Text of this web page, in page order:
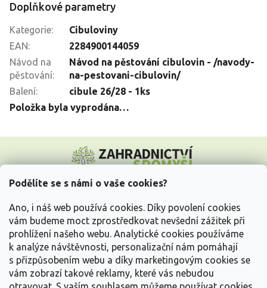
Podělíte se s námi o vaše cookies?
Ano, i náš web používá cookies. Díky povolení cookies
vám budeme moct zprostředkovat nevšední zážitek při
prohlížení našeho webu. Analytické cookies používáme
k analýze návštěvnosti, personalizační nám pomáhají
s přizpůsobením webu a díky marketingovým cookies se
vám zobrazí takové reklamy, které vás nebudou
Doplňkové parametry
Kategorie:
Cibuloviny
EAN:
2284900144059
Návod na
pěstování:
Návod na pěstování cibulovin - /navody-
na-pestovani-cibulovin/
Balení:
cibule 26/28 - 1ks
Položka byla vyprodána…
p
Vše o nákupu
Informace pro Vás
Kontakujte nás